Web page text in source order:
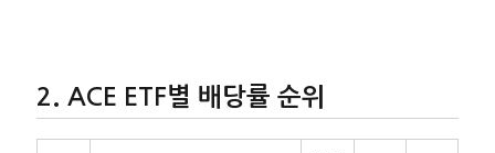
ACE ETF별 배당률 순위